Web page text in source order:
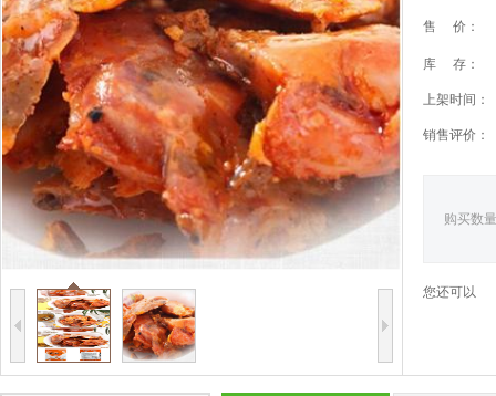
其它风味名
鱼宴
切糕
湖南风味
广西风味
湖北风味
方便食品类
饮料/冲调品/蜂蜜类
糖果/果冻/果脯类
花卉/草木类
滋补品/药材及制品
售 价：
库 存：
上架时间：
销售评价：
购买数量
您还可以